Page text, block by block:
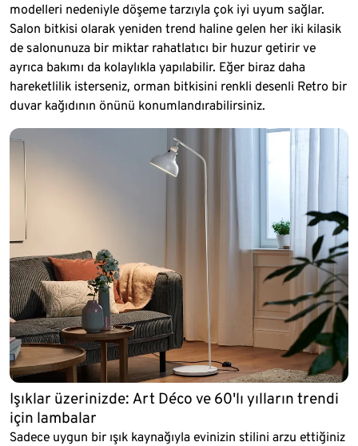
modelleri nedeniyle döşeme tarzıyla çok iyi uyum sağlar.
Salon bitkisi olarak yeniden trend haline gelen her iki kilasik
de salonunuza bir miktar rahatlatıcı bir huzur getirir ve
ayrıca bakımı da kolaylıkla yapılabilir. Eğer biraz daha
hareketlilik isterseniz, orman bitkisini renkli desenli Retro bir
duvar kağıdının önünü konumlandırabilirsiniz.
Işıklar üzerinizde: Art Déco ve 60'lı yılların trendi
için lambalar
Sadece uygun bir ışık kaynağıyla evinizin stilini arzu ettiğiniz